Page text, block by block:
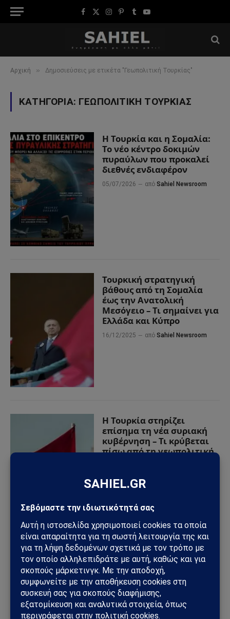
Facebook
X
Instagram
Pinterest
TumblrYouTube
Αρχική » Δημοσιεύσεις με ετικέτα "Γεωπολιτική Τουρκίας"
ΚΑΤΗΓΟΡΊΑ: ΓΕΩΠΟΛΙΤΙΚΉ ΤΟΥΡΚΊΑΣ
Η Τουρκία και η Σομαλία:
Το νέο κέντρο δοκιμών
πυραύλων που προκαλεί
διεθνές ενδιαφέρον
05/07/2026 από Sahiel Newsroom
Τουρκική στρατηγική
βάθους από τη Σομαλία
έως την Ανατολική
Μεσόγειο – Τι σημαίνει για
Ελλάδα και Κύπρο
16/12/2025 από Sahiel Newsroom
Η Τουρκία στηρίζει
επίσημα τη νέα συριακή
κυβέρνηση – Τι κρύβεται
πίσω από τη γεωπολιτική
Η Τουρκία στη σκιά της
ιρανικής αντεπίθεσης –
Πώς βλέπει η Άγκυρα την
επιχείρηση «Άγγελμα
Νίκης» και το ενδεχόμενο
πολέμου ΗΠΑ–Ιράν